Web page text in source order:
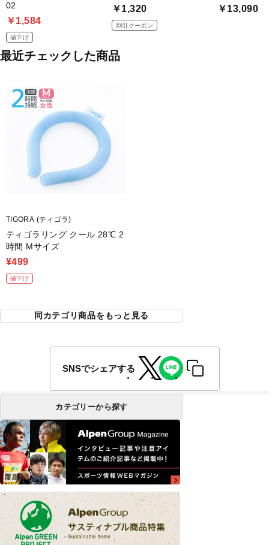
02
￥1,584
値下げ
￥1,320
割引クーポン
￥13,090
最近チェックした商品
TIGORA (ティゴラ)
ティゴラリング クール 28℃ 2
時間 Mサイズ
¥499
値下げ
同カテゴリ商品をもっと見る
SNSでシェアする
カテゴリーから探す